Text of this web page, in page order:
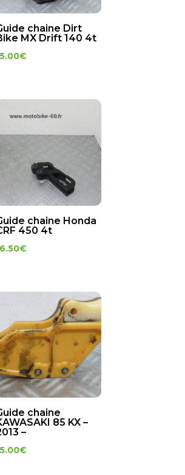
chaine Dirt
MX Drift 140 4t
€
chaine Honda
450 4t
€
chaine
85 KX –
–
€